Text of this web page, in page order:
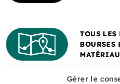
Gérer le
TOUS LES
BOURSES